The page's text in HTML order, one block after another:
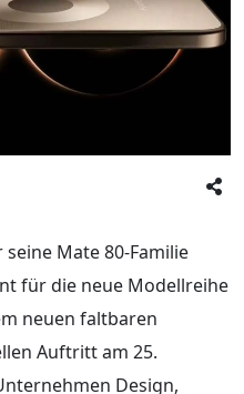
Mate 80-Familie
für die neue Modellreihe
neuen faltbaren
Auftritt am 25.
Design,